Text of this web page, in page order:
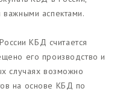
аспектами.
КБД считается
его производство и
случаях возможно
на основе КБД по